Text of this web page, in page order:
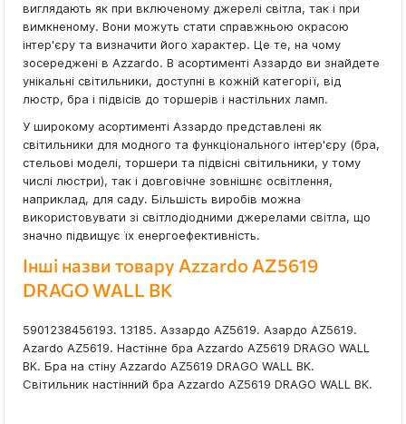
виглядають як при включеному джерелі світла, так і при
вимкненому. Вони можуть стати справжньою окрасою
інтер'єру та визначити його характер. Це те, на чому
зосереджені в Azzardo. В асортименті Аззардо ви знайдете
унікальні світильники, доступні в кожній категорії, від
люстр, бра і підвісів до торшерів і настільних ламп.
У широкому асортименті Аззардо представлені як
світильники для модного та функціонального інтер'єру (бра,
стельові моделі, торшери та підвісні світильники, у тому
числі люстри), так і довговічне зовнішнє освітлення,
наприклад, для саду. Більшість виробів можна
використовувати зі світлодіодними джерелами світла, що
значно підвищує їх енергоефективність.
Інші назви товару Azzardo AZ5619
DRAGO WALL BK
5901238456193. 13185. Аззардо AZ5619. Азардо AZ5619.
Azardo AZ5619. Настінне бра Azzardo AZ5619 DRAGO WALL
BK. Бра на стіну Azzardo AZ5619 DRAGO WALL BK.
Світильник настінний бра Azzardo AZ5619 DRAGO WALL BK.